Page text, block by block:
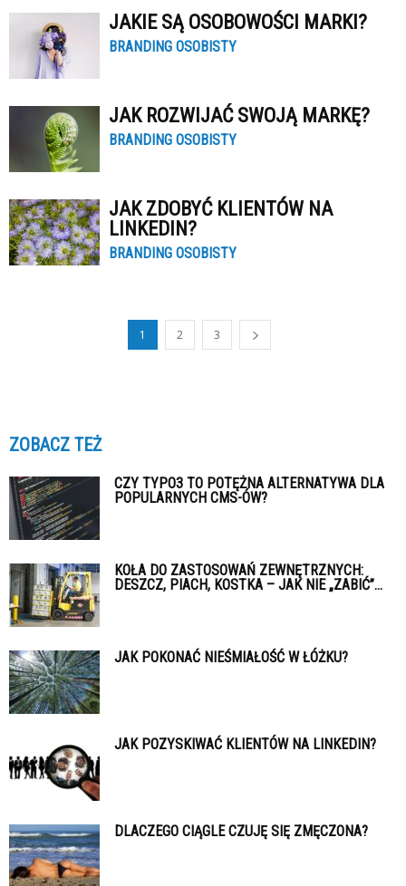
JAKIE SĄ OSOBOWOŚCI MARKI?
BRANDING OSOBISTY
JAK ROZWIJAĆ SWOJĄ MARKĘ?
BRANDING OSOBISTY
JAK ZDOBYĆ KLIENTÓW NA
LINKEDIN?
BRANDING OSOBISTY
1 2 3
ZOBACZ TEŻ
CZY TYPO3 TO POTĘŻNA ALTERNATYWA DLA
POPULARNYCH CMS-ÓW?
KOŁA DO ZASTOSOWAŃ ZEWNĘTRZNYCH:
DESZCZ, PIACH, KOSTKA – JAK NIE „ZABIĆ”...
JAK POKONAĆ NIEŚMIAŁOŚĆ W ŁÓŻKU?
JAK POZYSKIWAĆ KLIENTÓW NA LINKEDIN?
DLACZEGO CIĄGLE CZUJĘ SIĘ ZMĘCZONA?